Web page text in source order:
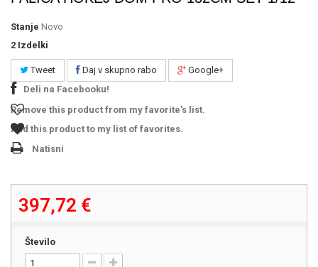
Stanje Novo
2 Izdelki
Tweet Daj v skupno rabo
Google+
Deli na Facebooku!
Remove this product from my favorite's list.
Add this product to my list of favorites.
Natisni
397,72 €
Število